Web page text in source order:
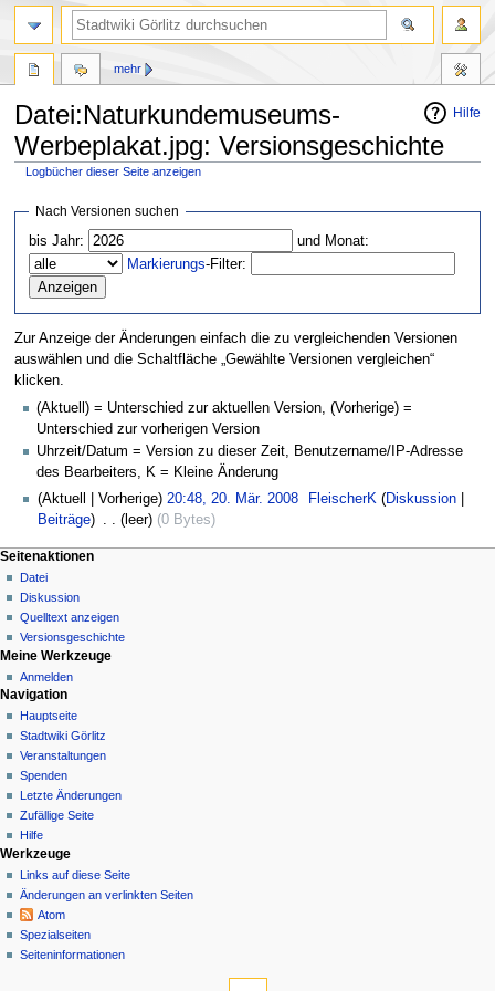
Hilfe
Datei:Naturkundemuseums-
Werbeplakat.jpg: Versionsgeschichte
Logbücher dieser Seite anzeigen
springen
springen
Nach Versionen suchen
bis Jahr:
und Monat:
Markierungs-Filter:
Zur Anzeige der Änderungen einfach die zu vergleichenden Versionen
auswählen und die Schaltfläche „Gewählte Versionen vergleichen“
klicken.
(Aktuell) = Unterschied zur aktuellen Version, (Vorherige) =
Unterschied zur vorherigen Version
Uhrzeit/Datum = Version zu dieser Zeit, Benutzername/IP-Adresse
des Bearbeiters, K = Kleine Änderung
(Aktuell | Vorherige) 20:48, 20. Mär. 2008 FleischerK (Diskussion
Beiträge) . . (leer) (0 Bytes)
Seitenaktionen
Datei
Diskussion
Quelltext anzeigen
Versionsgeschichte
mehr
Meine Werkzeuge
Anmelden
Navigation
Hauptseite
Stadtwiki Görlitz
Veranstaltungen
Spenden
Letzte Änderungen
Zufällige Seite
Hilfe
Werkzeuge
Links auf diese Seite
Änderungen an verlinkten Seiten
Atom
Spezialseiten
Seiten­informationen